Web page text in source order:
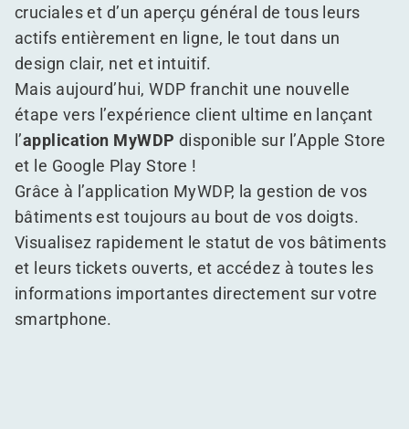
cruciales et d’un aperçu général de tous leurs
actifs entièrement en ligne, le tout dans un
design clair, net et intuitif.
Mais aujourd’hui, WDP franchit une nouvelle
étape vers l’expérience client ultime en lançant
l’application MyWDP disponible sur l’Apple Store
et le Google Play Store !
Grâce à l’application MyWDP, la gestion de vos
bâtiments est toujours au bout de vos doigts.
Visualisez rapidement le statut de vos bâtiments
et leurs tickets ouverts, et accédez à toutes les
informations importantes directement sur votre
smartphone.